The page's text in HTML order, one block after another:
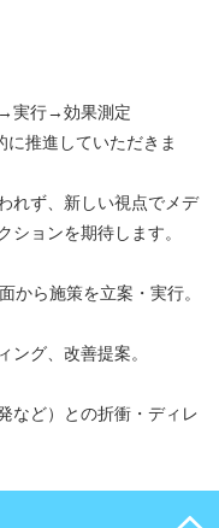
実行→効果測定
に推進していただきま
れず、新しい視点でメデ
ションを期待します。
から施策を立案・実行。
ング、改善提案。
など）との折衝・ディレ